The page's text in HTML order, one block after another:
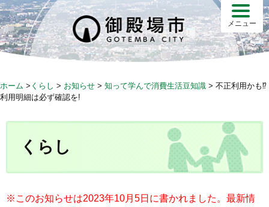
S
k
i
p
c
メニュー
ホーム > くらし > お知らせ > 知って学んで消費生活豆知識 > 不正利用かも⁉
利用明細は必ず確認を!
くらし
※このお知らせは2023年10月5日に書かれました。最新情